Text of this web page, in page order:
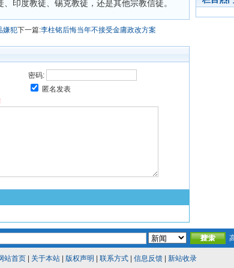
印度教徒、锡克教徒，还是其他宗教信徒。
嫌犯下一篇:李柱铭后悔当年不接受金庸政改方案
密码:
匿名发表
站首页| 关于本站| 版权声明 联系方式| 信息反馈| 新站收录